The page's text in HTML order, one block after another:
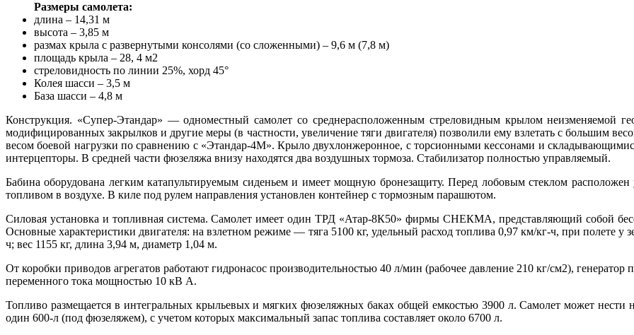
Размеры самолета:
длина – 14,31 м
высота – 3,85 м
размах крыла с развернутыми консолями (со сложенными) – 9,6 м (7,8 м)
площадь крыла – 28, 4 м2
стреловидность по линии 25%, хорд 45°
Колея шасси – 3,5 м
База шасси – 4,8 м
Конструкция. «Супер-Этандар» — одноместный самолет со среднерасположенным стреловидным крылом неизменяемой
модифицированных закрылков и другие меры (в частности, увеличение тяги двигателя) позволили ему взлетать с большим
весом боевой нагрузки по сравнению с «Этандар-4М». Крыло двухлонжеронное, с торсионными кессонами и
интерцепторы. В средней части фюзеляжа внизу находятся два воздушных тормоза. Стабилизатор полностью управляемый.
Бабина оборудована легким катапультируемым сиденьем и имеет мощную бронезащиту. Перед лобовым стеклом
топливом в воздухе. В киле под рулем направления установлен контейнер с тормозным парашютом.
Силовая установка и топливная система. Самолет имеет один ТРД «Атар-8К50» фирмы СНЕКМА, представляющий собой
Основные характеристики двигателя: на взлетном режиме — тяга 5100 кг, удельный расход топлива 0,97 км/кг-ч, при полете
ч; вес 1155 кг, длина 3,94 м, диаметр 1,04 м.
От коробки приводов агрегатов работают гидронасос производительностью 40 л/мин (рабочее давление 210 кг/см2),
переменного тока мощностью 10 кВ А.
Топливо размещается в интегральных крыльевых и мягких фюзеляжных баках общей емкостью 3900 л. Самолет может нести
один 600-л (под фюзеляжем), с учетом которых максимальный запас топлива составляет около 6700 л.